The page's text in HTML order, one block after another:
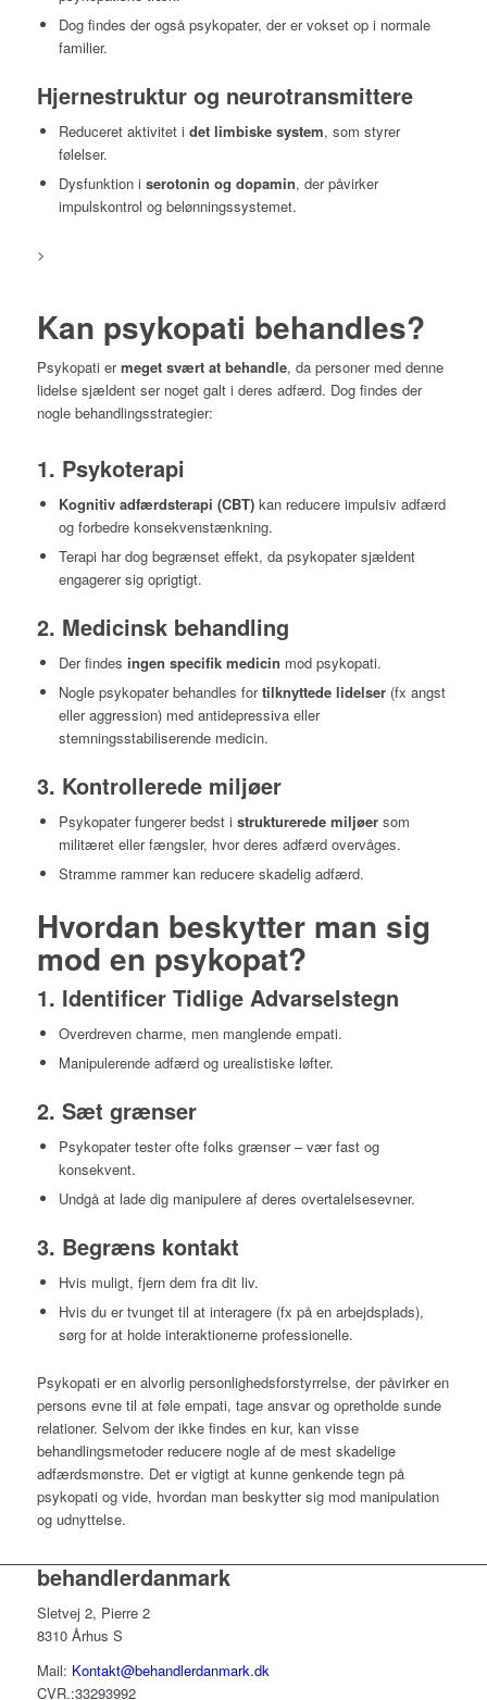
Dog findes der også psykopater, der er vokset op i normale
familier.
Hjernestruktur og neurotransmittere
Reduceret aktivitet i det limbiske system, som styrer
følelser.
Dysfunktion i serotonin og dopamin, der påvirker
impulskontrol og belønningssystemet.
>
Kan psykopati behandles?
Psykopati ermeget svært at behandle, da personer med denne
lidelse sjældent ser noget galt i deres adfærd. Dog findes der
nogle behandlingsstrategier:
1. Psykoterapi
Kognitiv adfærdsterapi (CBT)kan reducere impulsiv adfærd
og forbedre konsekvenstænkning.
Terapi har dog begrænset effekt, da psykopater sjældent
engagerer sig oprigtigt.
2. Medicinsk behandling
Der findes ingen specifik medicin mod psykopati.
Nogle psykopater behandles fortilknyttede lidelser(fx angst
eller aggression) med antidepressiva eller
stemningsstabiliserende medicin.
3. Kontrollerede miljøer
Psykopater fungerer bedst i strukturerede miljøersom
militæret eller fængsler, hvor deres adfærd overvåges.
Stramme rammer kan reducere skadelig adfærd.
Hvordan beskytter man sig
mod en psykopat?
1. Identificer Tidlige Advarselstegn
Overdreven charme, men manglende empati.
Manipulerende adfærd og urealistiske løfter.
2. Sæt grænser
Psykopater tester ofte folks grænser – vær fast og
konsekvent.
Undgå at lade dig manipulere af deres overtalelsesevner.
3. Begræns kontakt
Hvis muligt, fjern dem fra dit liv.
Hvis du er tvunget til at interagere (fx på en arbejdsplads),
sørg for at holde interaktionerne professionelle.
Psykopati er en alvorlig personlighedsforstyrrelse, der påvirker en
persons evne til at føle empati, tage ansvar og opretholde sunde
relationer. Selvom der ikke findes en kur, kan visse
behandlingsmetoder reducere nogle af de mest skadelige
adfærdsmønstre. Det er vigtigt at kunne genkende tegn på
psykopati og vide, hvordan man beskytter sig mod manipulation
og udnyttelse.
behandlerdanmark
Sletvej 2, Pierre 2
8310 Århus S
Mail: Kontakt@behandlerdanmark.dk
CVR.:33293992